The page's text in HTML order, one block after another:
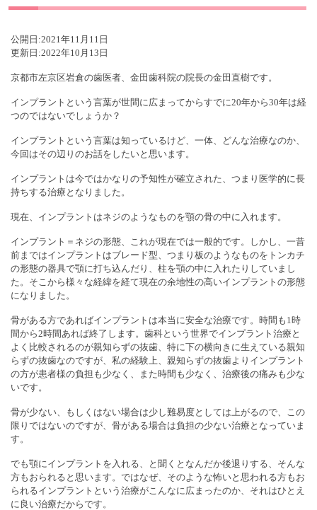
公開日:2021年11月11日
更新日:2022年10月13日
京都市左京区岩倉の歯医者、金田歯科院の院長の金田直樹です。
インプラントという言葉が世間に広まってからすでに20年から30年は経
つのではないでしょうか？
インプラントという言葉は知っているけど、一体、どんな治療なのか、
今回はその辺りのお話をしたいと思います。
インプラントは今ではかなりの予知性が確立された、つまり医学的に長
持ちする治療となりました。
現在、インプラントはネジのようなものを顎の骨の中に入れます。
インプラント＝ネジの形態、これが現在では一般的です。しかし、一昔
前まではインプラントはブレード型、つまり板のようなものをトンカチ
の形態の器具で顎に打ち込んだり、柱を顎の中に入れたりしていまし
た。そこから様々な経緯を経て現在の余地性の高いインプラントの形態
になりました。
骨がある方であればインプラントは本当に安全な治療です。時間も1時
間から2時間あれば終了します。歯科という世界でインプラント治療と
よく比較されるのが親知らずの抜歯、特に下の横向きに生えている親知
らずの抜歯なのですが、私の経験上、親知らずの抜歯よりインプラント
の方が患者様の負担も少なく、また時間も少なく、治療後の痛みも少な
いです。
骨が少ない、もしくはない場合は少し難易度としては上がるので、この
限りではないのですが、骨がある場合は負担の少ない治療となっていま
す。
でも顎にインプラントを入れる、と聞くとなんだか後退りする、そんな
方もおられると思います。ではなぜ、そのような怖いと思われる方もお
られるインプラントという治療がこんなに広まったのか、それはひとえ
に良い治療だからです。